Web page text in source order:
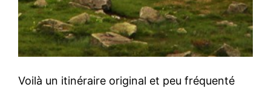
Voilà un itinéraire original et peu fréquenté